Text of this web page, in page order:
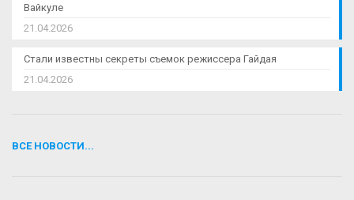
Вайкуле
21.04.2026
Стали известны секреты съемок режиссера Гайдая
21.04.2026
ВСЕ НОВОСТИ...